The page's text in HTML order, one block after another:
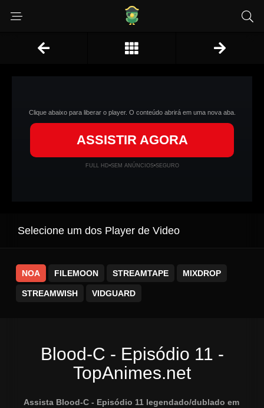
Clique abaixo para liberar o player. O conteúdo abrirá em uma nova aba.
ASSISTIR AGORA
FULL HD•SEM ANÚNCIOS•SEGURO
Selecione um dos Player de Video
NOA FILEMOON STREAMTAPE MIXDROP
STREAMWISH VIDGUARD
Blood-C - Episódio 11 -
TopAnimes.net
Assista Blood-C - Episódio 11 legendado/dublado em